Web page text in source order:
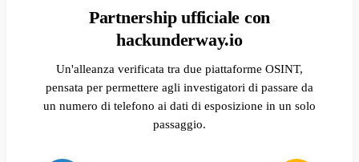
Partnership ufficiale con
hackunderway.io
Un'alleanza verificata tra due piattaforme OSINT,
pensata per permettere agli investigatori di passare da
un numero di telefono ai dati di esposizione in un solo
passaggio.